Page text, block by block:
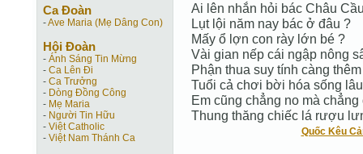
Ca Ðoàn
-Ave Maria (Mẹ Dâng Con)
Hội Ðoàn
- Ánh Sáng Tin Mừng
- Ca Lên Đi
- Ca Trưởng
- Dòng Đồng Công
- Mẹ Maria
- Người Tin Hữu
- Việt Catholic
- Việt Nam Thánh Ca
Ai lên nhắn hỏi bác Châu
Lụt lội năm nay bác ở đâu ?
Mấy ổ lợn con rày lớn bé ?
Vài gian nếp cái ngập nông
Phận thua suy tính càng
Tuổi cả chơi bời hóa sống
Em cũng chẳng no mà chẳng
Thung thăng chiếc lá rượu
Quốc Kêu